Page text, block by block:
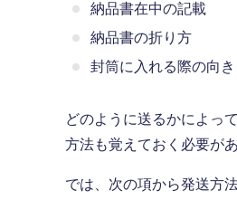
納品書在中の記載
納品書の折り方
封筒に入れる際の向き
どのように送るかによっ
方法も覚えておく必要が
では、次の項から発送方